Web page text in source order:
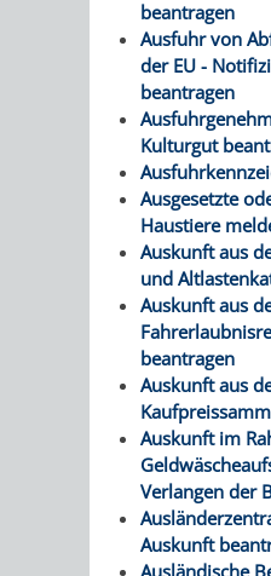
UND
&
beantragen
Ausfuhr von
der EU -
beantragen
Kulturgut
Ausgesetzte
Haustiere
Auskunft aus
und
Auskunft aus
beantragen
Auskunft aus
Auskunft im
Verlangen der
Auskunft
Ausländische